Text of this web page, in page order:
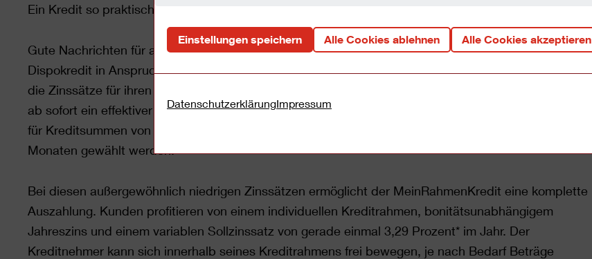
Einstellungen speichern Alle Cookies ablehnen Alle Cookies akzeptieren
DatenschutzerklärungImpressum
Ein Kredit so praktisch und vielseitig wie das Leben
Gute Nachrichten für alle, die möglichst viel finanziellen Freiraum genießen, aber keinen teuren
Dispokredit in Anspruch nehmen wollen: Die Frankfurter OYAK ANKER Bank hat zum 15. September
die Zinssätze für ihren erfolgreichen MeinRahmenKredit nochmals gesenkt. Bonitätsunabhängig gilt
ab sofort ein effektiver Jahreszinssatz von nur noch 3,33 Prozent* (statt vorher 3,89 bis 5,39 Prozent)
für Kreditsummen von 2.500 bis 50.000 Euro. Die Laufzeiten können flexibel zwischen 12 und 96
Monaten gewählt werden.
Bei diesen außergewöhnlich niedrigen Zinssätzen ermöglicht der MeinRahmenKredit eine komplette
Auszahlung. Kunden profitieren von einem individuellen Kreditrahmen, bonitätsunabhängigem
Jahreszins und einem variablen Sollzinssatz von gerade einmal 3,29 Prozent* im Jahr. Der
Kreditnehmer kann sich innerhalb seines Kreditrahmens frei bewegen, je nach Bedarf Beträge